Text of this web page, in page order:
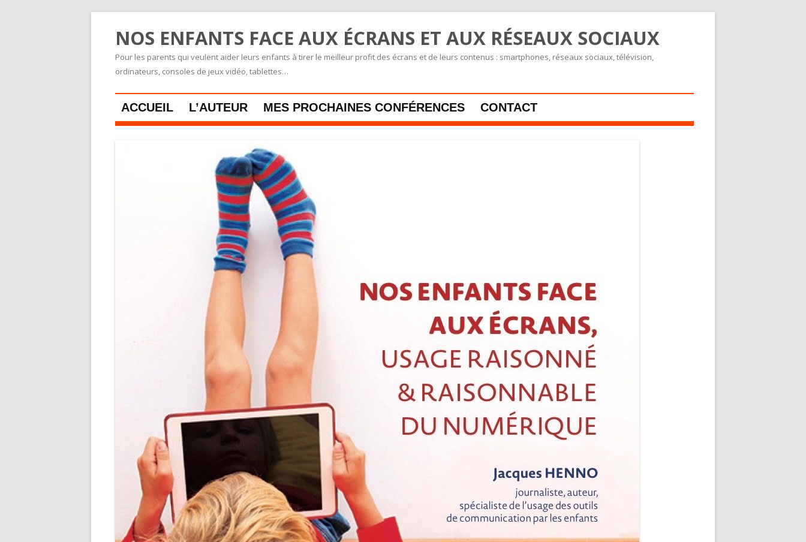
NOS ENFANTS FACE AUX ÉCRANS ET AUX RÉSEAUX SOCIAUX
Pour les parents qui veulent aider leurs enfants à tirer le meilleur profit des écrans et de leurs contenus : smartphones, réseaux sociaux, télévision,
ordinateurs, consoles de jeux vidéo, tablettes…
Skip to content
ACCUEIL L’AUTEUR MES PROCHAINES CONFÉRENCES CONTACT